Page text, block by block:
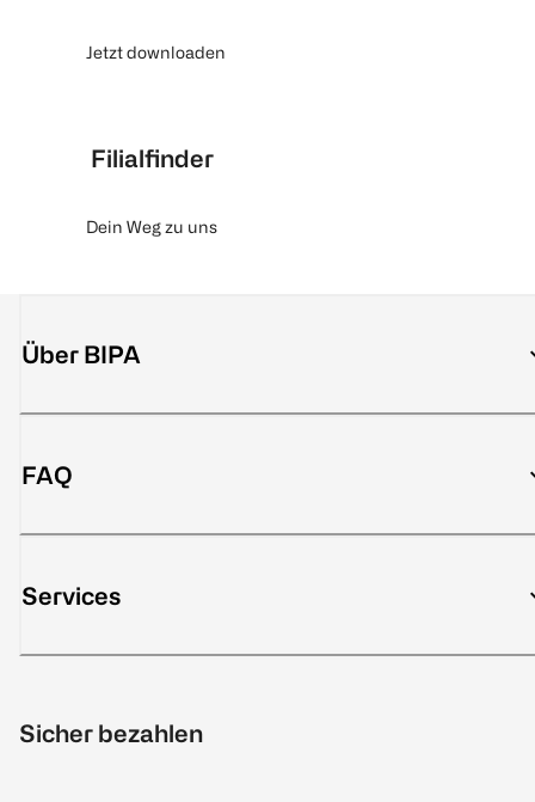
Jetzt downloaden
Filialfinder
Dein Weg zu uns
Über BIPA
FAQ
Services
Sicher bezahlen